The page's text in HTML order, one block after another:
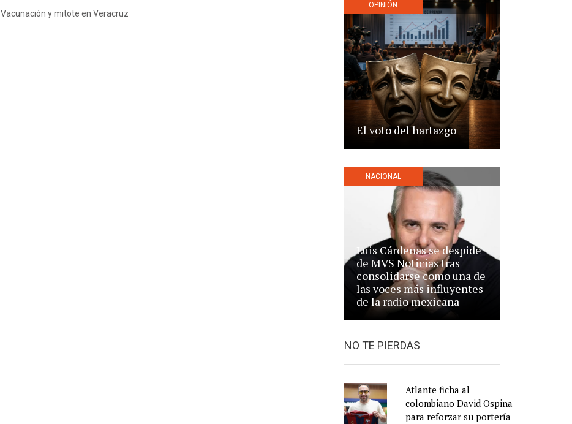
Vacunación y mitote en Veracruz
OPINIÓN
El voto del hartazgo
NACIONAL
Luis Cárdenas se despide
de MVS Noticias tras
consolidarse como una de
las voces más influyentes
de la radio mexicana
NO TE PIERDAS
Atlante ficha al
colombiano David Ospina
para reforzar su portería